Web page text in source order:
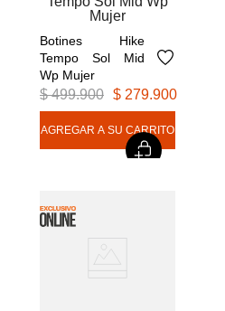
Botines Hike
Tempo Sol Mid
Wp Mujer
$ 499.900 $ 279.900